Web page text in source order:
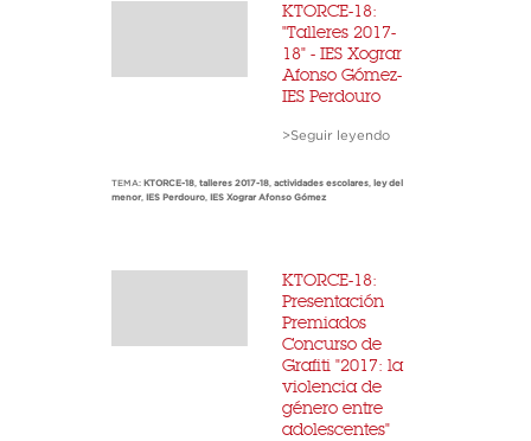
KTORCE-18:
"Talleres 2017-
18" - IES Xograr
Afonso Gómez-
IES Perdouro
>Seguir leyendo
TEMA: KTORCE-18, talleres 2017-18, actividades escolares, ley del
menor, IES Perdouro, IES Xograr Afonso Gómez
KTORCE-18:
Presentación
Premiados
Concurso de
Grafiti "2017: la
violencia de
género entre
adolescentes"